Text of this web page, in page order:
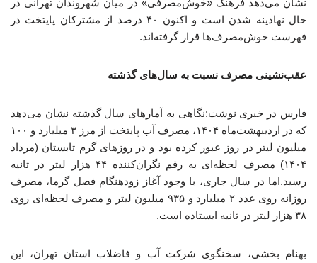
حال نهادینه شدن است و اکنون ۴۰ درصد از مشترکان پایتخت در
فهرست خوش‌مصرف‌ها قرار گرفته‌اند.
عقب‌نشینی مصرف نسبت به سال‌های گذشته
فارس در خبری نوشت:نگاهی به آمارهای سال گذشته نشان می‌دهد
که در اردیبهشت‌ماه ۱۴۰۴، مصرف آب پایتخت از مرز ۳ میلیارد و ۱۰۰
میلیون لیتر در روز عبور کرده بود و در روزهای گرم تابستان (مرداد
۱۴۰۴) مصرف لحظه‌ای به رقم نگران‌کننده ۴۴ هزار لیتر در ثانیه
رسید.اما در سال جاری، با وجود آغاز زودهنگام فصل گرما، مصرف
روزانه روی عدد ۲ میلیارد و ۹۳۵ میلیون لیتر و مصرف لحظه‌ای روی
۳۸ هزار لیتر در ثانیه ایستاده است.
بهنام بخشی، سخنگوی شرکت آب و فاضلاب استان تهران، این